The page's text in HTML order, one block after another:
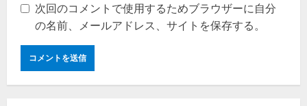
次回のコメントで使用するためブラウザーに自分
の名前、メールアドレス、サイトを保存する。